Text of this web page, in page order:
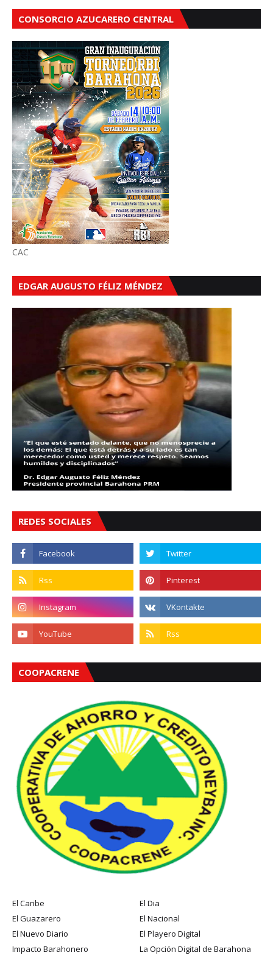
CONSORCIO AZUCARERO CENTRAL
CAC
EDGAR AUGUSTO FÉLIZ MÉNDEZ
REDES SOCIALES
COOPACRENE
El Caribe
El Dia
El Guazarero
El Nacional
El Nuevo Diario
El Playero Digital
Impacto Barahonero
La Opción Digital de Barahona